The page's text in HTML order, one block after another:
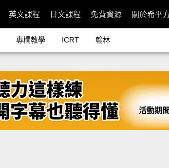
英文課程 日文課程 免費資源 關於希平
專欄教學 ICRT 翰林
活動期間